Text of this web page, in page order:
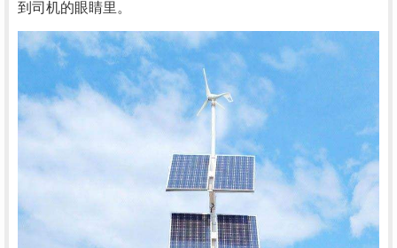
到司机的眼睛里。